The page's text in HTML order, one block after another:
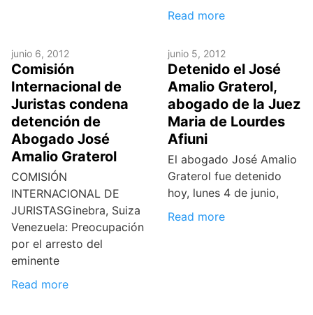
Read more
junio 6, 2012
Comisión
Internacional de
Juristas condena
detención de
Abogado José
Amalio Graterol
COMISIÓN
INTERNACIONAL DE
JURISTASGinebra, Suiza
Venezuela: Preocupación
por el arresto del
eminente
Read more
junio 5, 2012
Detenido el José
Amalio Graterol,
abogado de la Juez
Maria de Lourdes
Afiuni
El abogado José Amalio
Graterol fue detenido
hoy, lunes 4 de junio,
Read more